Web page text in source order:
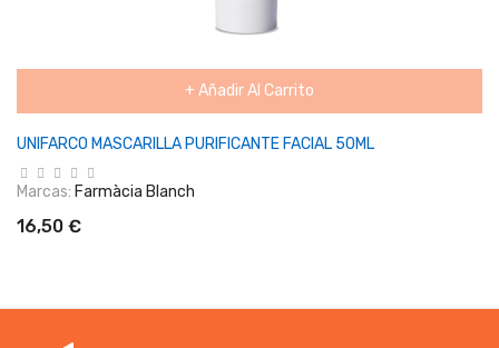
+ Añadir Al Carrito
UNIFARCO MASCARILLA PURIFICANTE FACIAL 50ML
Marcas: Farmàcia Blanch
16,50 €